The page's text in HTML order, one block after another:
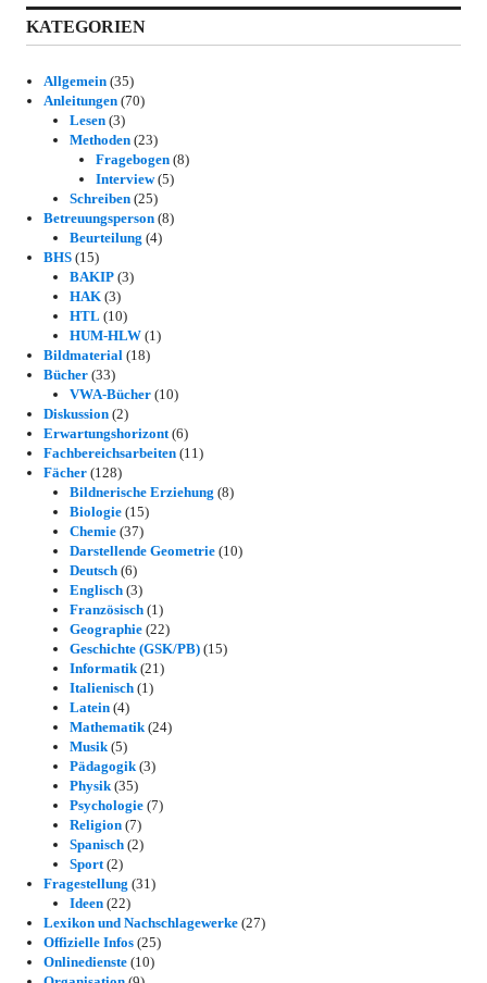
KATEGORIEN
Allgemein (35)
Anleitungen (70)
Lesen (3)
Methoden (23)
Fragebogen (8)
Interview(5)
Schreiben (25)
Betreuungsperson (8)
Beurteilung (4)
BHS (15)
BAKIP (3)
HAK (3)
HTL (10)
HUM-HLW (1)
Bildmaterial (18)
Bücher (33)
VWA-Bücher (10)
Diskussion (2)
Erwartungshorizont(6)
Fachbereichsarbeiten (11)
Fächer (128)
Bildnerische Erziehung (8)
Biologie (15)
Chemie (37)
Darstellende Geometrie (10)
Deutsch (6)
Englisch (3)
Französisch (1)
Geographie (22)
Geschichte (GSK/PB) (15)
Informatik(21)
Italienisch (1)
Latein (4)
Mathematik(24)
Musik(5)
Pädagogik(3)
Physik(35)
Psychologie (7)
Religion (7)
Spanisch (2)
Sport(2)
Fragestellung (31)
Ideen (22)
Lexikon und Nachschlagewerke (27)
Offizielle Infos (25)
Onlinedienste (10)